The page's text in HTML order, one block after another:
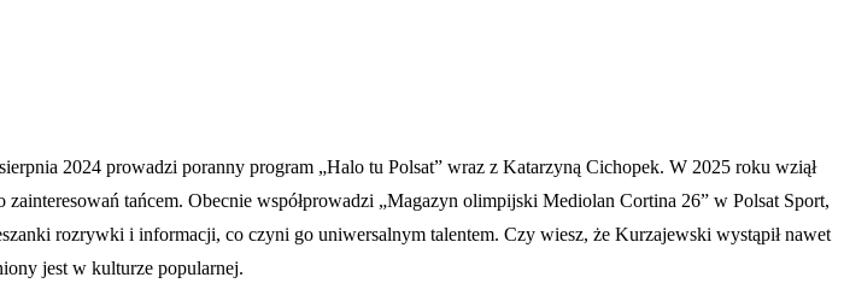
2024 prowadzi poranny program „Halo tu Polsat” wraz z Katarzyną Cichopek. W 2025 roku wziął
tańcem. Obecnie współprowadzi „Magazyn olimpijski Mediolan Cortina 26” w Polsat Sport,
rozrywki i informacji, co czyni go uniwersalnym talentem. Czy wiesz, że Kurzajewski wystąpił nawet
jest w kulturze popularnej.